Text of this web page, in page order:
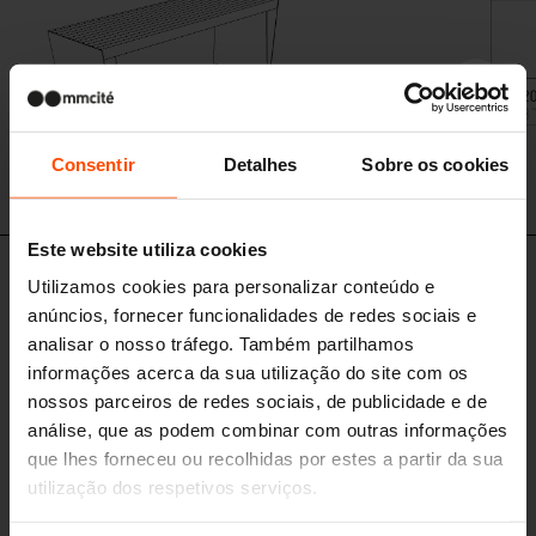
Consentir Detalhes Sobre os cookies
Este website utiliza cookies
Utilizamos cookies para personalizar conteúdo e
anúncios, fornecer funcionalidades de redes sociais e
analisar o nosso tráfego. Também partilhamos
informações acerca da sua utilização do site com os
nossos parceiros de redes sociais, de publicidade e de
análise, que as podem combinar com outras informações
que lhes forneceu ou recolhidas por estes a partir da sua
utilização dos respetivos serviços.
Design set